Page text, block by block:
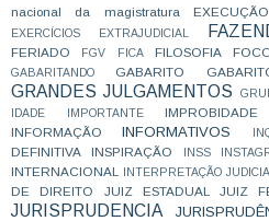
nacional da magistratura
EXERCÍCIOS EXTRAJUDICIAL
FERIADO FGV FICA FILOSOFIA
GABARITANDO
GABARITO
GRANDES JULGAMENTOS
IDADE
IMPORTANTE IMPROBIDADE
INFORMAÇÃO
INFORMATIVOS
DEFINITIVA
INSPIRAÇÃO INSS
INTERNACIONAL INTERPRETAÇÃO
DE DIREITO
JUIZ ESTADUAL JUIZ
JURISPRUDENCIA